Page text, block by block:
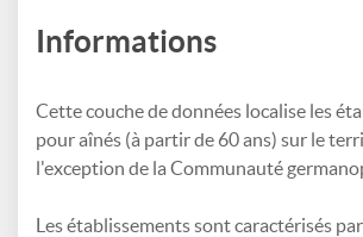
Informations
Cette couche de données localise les
pour aînés (à partir de 60 ans) sur le
l'exception de la Communauté
Les établissements sont caractérisés